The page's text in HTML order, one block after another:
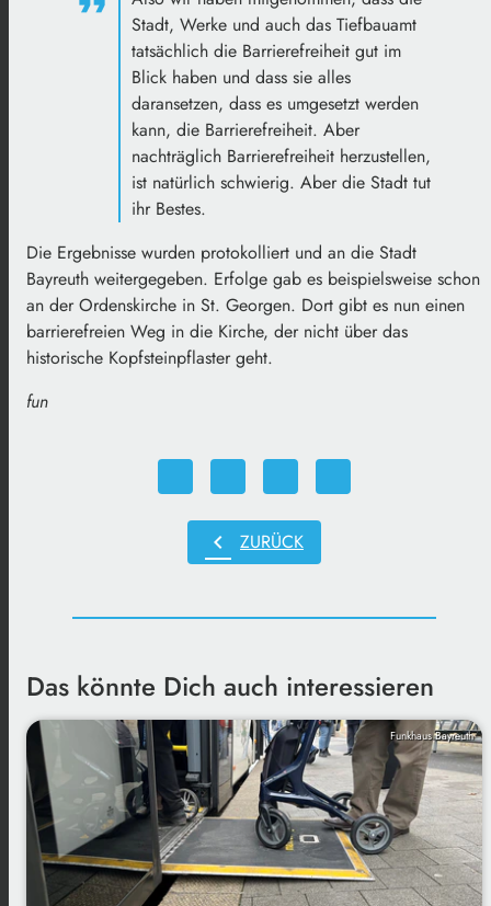
Stadt, Werke und auch das Tiefbauamt
tatsächlich die Barrierefreiheit gut im
Blick haben und dass sie alles
daransetzen, dass es umgesetzt werden
kann, die Barrierefreiheit. Aber
nachträglich Barrierefreiheit herzustellen,
ist natürlich schwierig. Aber die Stadt tut
ihr Bestes.
Die Ergebnisse wurden protokolliert und an die Stadt
Bayreuth weitergegeben. Erfolge gab es beispielsweise schon
an der Ordenskirche in St. Georgen. Dort gibt es nun einen
barrierefreien Weg in die Kirche, der nicht über das
historische Kopfsteinpflaster geht.
fun
chevron_left ZURÜCK
Das könnte Dich auch interessieren
Funkhaus Bayreuth